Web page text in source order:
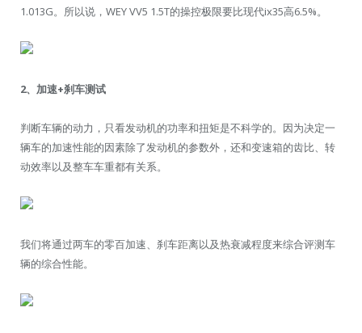
1.013G。所以说，WEY VV5 1.5T的操控极限要比现代ix35高6.5%。
2、加速+刹车测试
判断车辆的动力，只看发动机的功率和扭矩是不科学的。因为决定一
辆车的加速性能的因素除了发动机的参数外，还和变速箱的齿比、转
动效率以及整车车重都有关系。
我们将通过两车的零百加速、刹车距离以及热衰减程度来综合评测车
辆的综合性能。